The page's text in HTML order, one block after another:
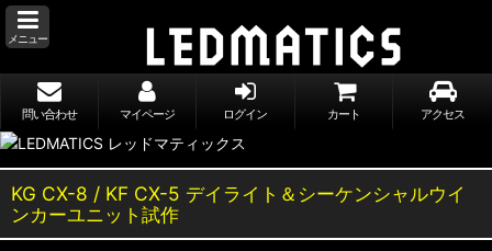
メニュー
問い合わせ マイページ ログイン カート アクセス
KG CX-8 / KF CX-5 デイライト＆シーケンシャルウイ
ンカーユニット試作